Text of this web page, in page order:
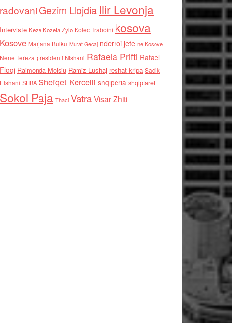
radovaniGezim Llojdia Ilir Levonja
Interviste Keze Kozeta Zylo Kolec Traboini kosova
Kosove Marjana Bulku Murat Gecaj nderroi jete ne Kosove
Nene Tereza presidenti Nishani Rafaela Prifti Rafael
Floqi Raimonda Moisiu Ramiz Lushaj reshat kripa Sadik
Elshani SHBA Shefqet Kercelli shqiperia shqiptaret
Sokol Paja Thaci VatraVisar Zhiti